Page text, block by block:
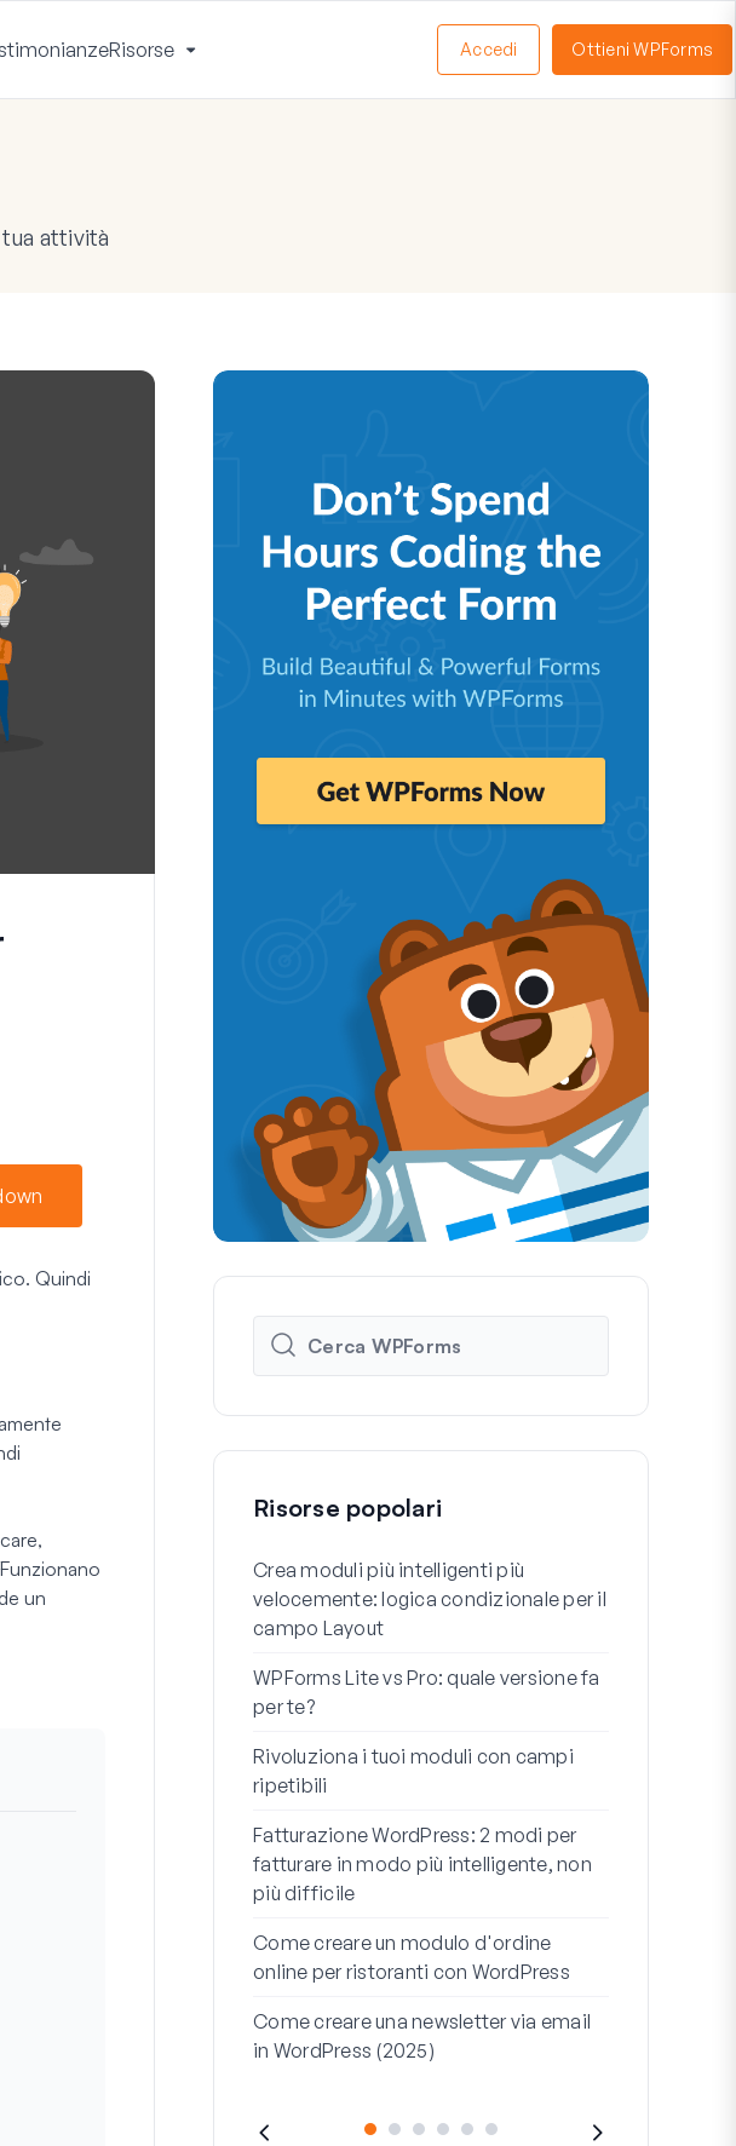
Risorse
Menu
Accedi Ottieni WPForms
attività
Quindi
un
Risorse popolari
Crea moduli più intelligenti più
velocemente: logica condizionale per il
campo Layout
WPForms Lite vs Pro: quale versione fa
per te?
Rivoluziona i tuoi moduli con campi
ripetibili
Fatturazione WordPress: 2 modi per
fatturare in modo più intelligente, non
più difficile
Come creare un modulo d'ordine
online per ristoranti con WordPress
Come creare una newsletter via email
in WordPress (2025)